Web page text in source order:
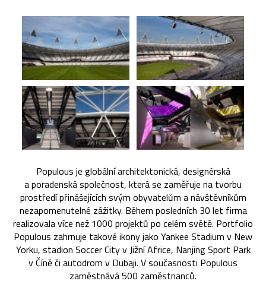
Populous je globální architektonická, designérská
a poradenská společnost, která se zaměřuje na tvorbu
prostředí přinášejících svým obyvatelům a návštěvníkům
nezapomenutelné zážitky. Během posledních 30 let firma
realizovala více než 1000 projektů po celém světě. Portfolio
Populous zahrnuje takové ikony jako Yankee Stadium v New
Yorku, stadion Soccer City v Jižní Africe, Nanjing Sport Park
v Číně či autodrom v Dubaji. V současnosti Populous
zaměstnává 500 zaměstnanců.